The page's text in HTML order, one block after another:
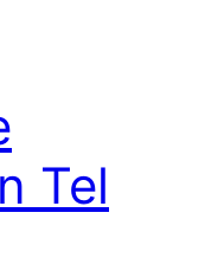
Tel